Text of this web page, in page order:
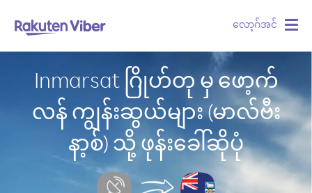
လော့ဂ်အင်
Inmarsat ဂြိုဟ်တု မှ ဖော့က်
လန် ကျွန်းဆွယ်များ (မာလ်ဗီး
နာ့စ်) သို့ ဖုန်းခေါ်ဆိုပုံ